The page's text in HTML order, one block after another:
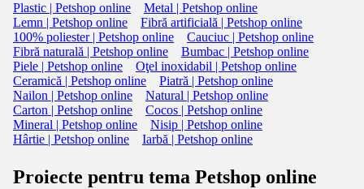
Plastic | Petshop online
Metal | Petshop online
Lemn | Petshop online
Fibră artificială | Petshop online
100% poliester | Petshop online
Cauciuc | Petshop online
Fibră naturală | Petshop online
Bumbac | Petshop online
Piele | Petshop online
Oţel inoxidabil | Petshop online
Ceramică | Petshop online
Piatră | Petshop online
Nailon | Petshop online
Natural | Petshop online
Carton | Petshop online
Cocos | Petshop online
Mineral | Petshop online
Nisip | Petshop online
Hârtie | Petshop online
Iarbă | Petshop online
Proiecte pentru tema Petshop online